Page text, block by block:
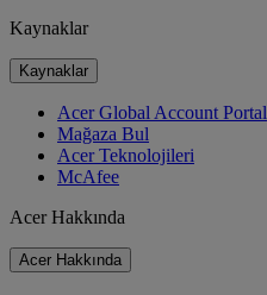
Kaynaklar
Kaynaklar
Acer Global Account Portal
Mağaza Bul
Acer Teknolojileri
McAfee
Acer Hakkında
Acer Hakkında